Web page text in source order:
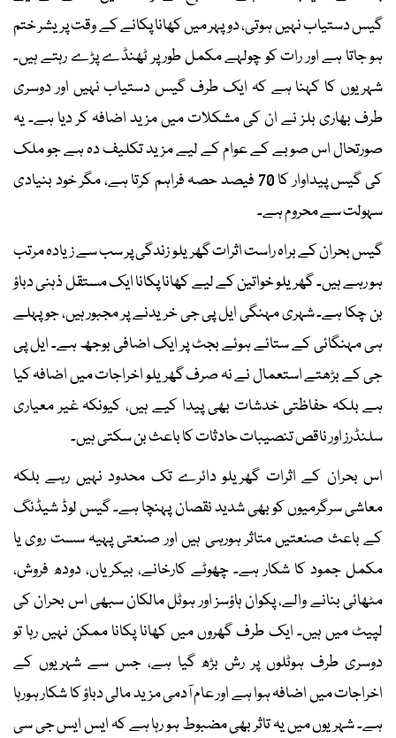
گیس دستیاب نہیں ہوتی، دوپہر میں کھانا پکانے کے وقت پریشر ختم
ہو جاتا ہے اور رات کو چولہے مکمل طور پر ٹھنڈے پڑے رہتے ہیں۔
شہریوں کا کہنا ہے کہ ایک طرف گیس دستیاب نہیں اور دوسری
طرف بھاری بلز نے ان کی مشکلات میں مزید اضافہ کر دیا ہے۔ یہ
صورتحال اس صوبے کے عوام کے لیے مزید تکلیف دہ ہے جو ملک
کی گیس پیداوار کا 70 فیصد حصہ فراہم کرتا ہے، مگر خود بنیادی
سہولت سے محروم ہے۔
گیس بحران کے براہ راست اثرات گھریلو زندگی پر سب سے زیادہ مرتب
ہو رہے ہیں۔ گھریلو خواتین کے لیے کھانا پکانا ایک مستقل ذہنی دباؤ
بن چکا ہے۔ شہری مہنگی ایل پی جی خریدنے پر مجبور ہیں، جو پہلے
ہی مہنگائی کے ستائے ہوئے بجٹ پر ایک اضافی بوجھ ہے۔ ایل پی
جی کے بڑھتے استعمال نے نہ صرف گھریلو اخراجات میں اضافہ کیا
ہے بلکہ حفاظتی خدشات بھی پیدا کیے ہیں، کیونکہ غیر معیاری
سلنڈرز اور ناقص تنصیبات حادثات کا باعث بن سکتی ہیں۔
اس بحران کے اثرات گھریلو دائرے تک محدود نہیں رہے بلکہ
معاشی سرگرمیوں کو بھی شدید نقصان پہنچا ہے۔ گیس لوڈ شیڈنگ
کے باعث صنعتیں متاثر ہورہی ہیں اور صنعتی پہیہ سست روی یا
مکمل جمود کا شکار ہے۔ چھوٹے کارخانے، بیکریاں، دودھ فروش،
مٹھائی بنانے والے، پکوان ہاؤسز اور ہوٹل مالکان سبھی اس بحران کی
لپیٹ میں ہیں۔ ایک طرف گھروں میں کھانا پکانا ممکن نہیں رہا تو
دوسری طرف ہوٹلوں پر رش بڑھ گیا ہے، جس سے شہریوں کے
اخراجات میں اضافہ ہوا ہے اور عام آدمی مزید مالی دباؤ کا شکار ہورہا
ہے۔ شہریوں میں یہ تاثر بھی مضبوط ہو رہا ہے کہ ایس ایس جی سی